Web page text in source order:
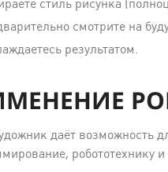
стиль рисунка
смотрите на
результатом.
даёт возможность
робототехнику и